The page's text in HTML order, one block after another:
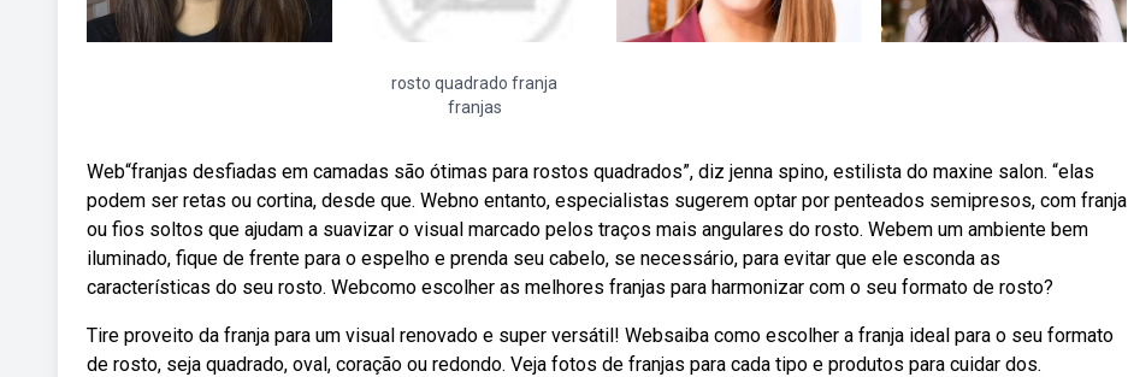
rosto quadrado franja
franjas
Web“franjas desfiadas em camadas são ótimas para rostos quadrados”, diz jenna spino, estilista do maxine salon. “elas
podem ser retas ou cortina, desde que. Webno entanto, especialistas sugerem optar por penteados semipresos, com franja
ou fios soltos que ajudam a suavizar o visual marcado pelos traços mais angulares do rosto. Webem um ambiente bem
iluminado, fique de frente para o espelho e prenda seu cabelo, se necessário, para evitar que ele esconda as
características do seu rosto. Webcomo escolher as melhores franjas para harmonizar com o seu formato de rosto?
Tire proveito da franja para um visual renovado e super versátil! Websaiba como escolher a franja ideal para o seu formato
de rosto, seja quadrado, oval, coração ou redondo. Veja fotos de franjas para cada tipo e produtos para cuidar dos.